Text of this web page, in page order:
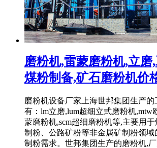
磨粉机,雷蒙磨粉机,立磨
煤粉制备,矿石磨粉机价
磨粉机设备厂家上海世邦集团生产
有：lm立磨,lum超细立式磨粉机,mtw
蒙磨粉机,scm超细磨粉机等,主要用
制粉、公路矿粉等非金属矿制粉领域
制粉需求。世邦集团生产的磨粉机,